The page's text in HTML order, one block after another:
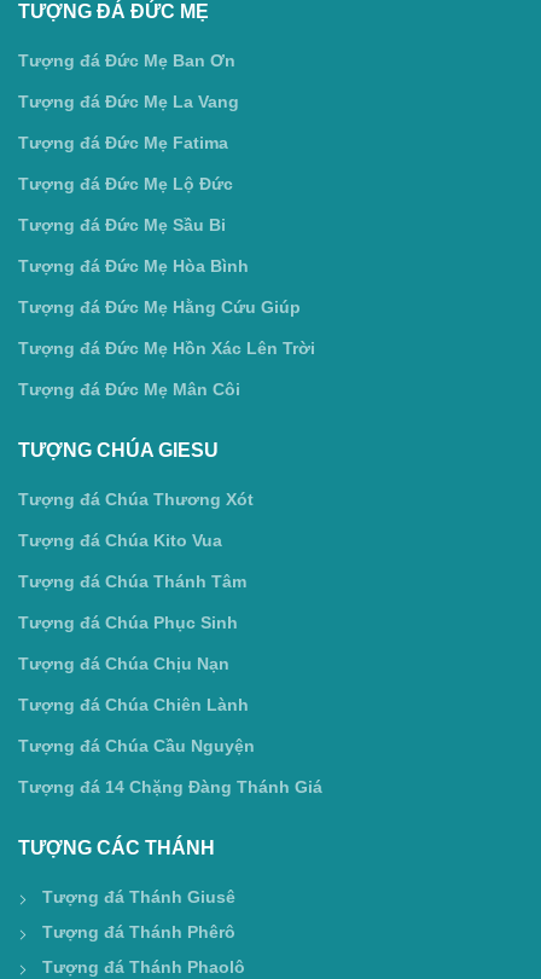
TƯỢNG ĐÁ ĐỨC MẸ
Tượng đá Đức Mẹ Ban Ơn
Tượng đá Đức Mẹ La Vang
Tượng đá Đức Mẹ Fatima
Tượng đá Đức Mẹ Lộ Đức
Tượng đá Đức Mẹ Sầu Bi
Tượng đá Đức Mẹ Hòa Bình
Tượng đá Đức Mẹ Hằng Cứu Giúp
Tượng đá Đức Mẹ Hồn Xác Lên Trời
Tượng đá Đức Mẹ Mân Côi
TƯỢNG CHÚA GIESU
Tượng đá Chúa Thương Xót
Tượng đá Chúa Kito Vua
Tượng đá Chúa Thánh Tâm
Tượng đá Chúa Phục Sinh
Tượng đá Chúa Chịu Nạn
Tượng đá Chúa Chiên Lành
Tượng đá Chúa Cầu Nguyện
Tượng đá 14 Chặng Đàng Thánh Giá
TƯỢNG CÁC THÁNH
Tượng đá Thánh Giusê
Tượng đá Thánh Phêrô
Tượng đá Thánh Phaolô